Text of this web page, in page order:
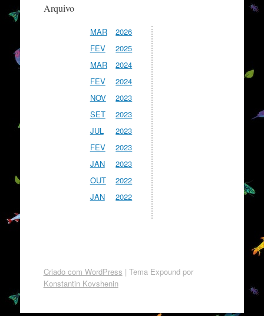
Arquivo
MAR
2026
FEV
2025
MAR
2024
FEV
2024
NOV
2023
SET
2023
JUL
2023
FEV
2023
JAN
2023
OUT
2022
JAN
2022
Criado com WordPress | Tema Expound por
Konstantin Kovshenin